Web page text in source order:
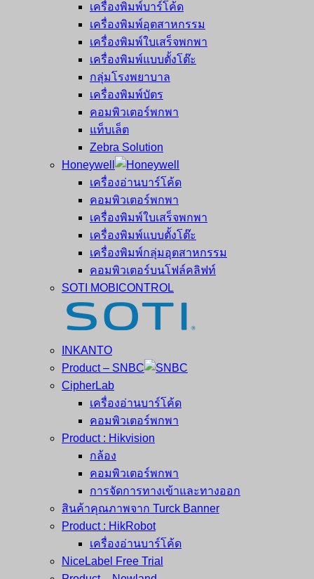
เครื่องพิมพ์บาร์โค้ด
เครื่องพิมพ์อุตสาหกรรม
เครื่องพิมพ์ใบเสร็จพกพา
เครื่องพิมพ์แบบตั้งโต๊ะ
กลุ่มโรงพยาบาล
เครื่องพิมพ์บัตร
คอมพิวเตอร์พกพา
แท็บเล็ต
Zebra Solution
Honeywell
เครื่องอ่านบาร์โค้ด
คอมพิวเตอร์พกพา
เครื่องพิมพ์ใบเสร็จพกพา
เครื่องพิมพ์แบบตั้งโต๊ะ
เครื่องพิมพ์กลุ่มอุตสาหกรรม
คอมพิวเตอร์บนโฟล์คลิฟท์
SOTI MOBICONTROL
INKANTO
Product – SNBC
CipherLab
เครื่องอ่านบาร์โค้ด
คอมพิวเตอร์พกพา
Product : Hikvision
กล้อง
คอมพิวเตอร์พกพา
การจัดการทางเข้าและทางออก
สินค้าคุณภาพจาก Turck Banner
Product : HikRobot
เครื่องอ่านบาร์โค้ด
NiceLabel Free Trial